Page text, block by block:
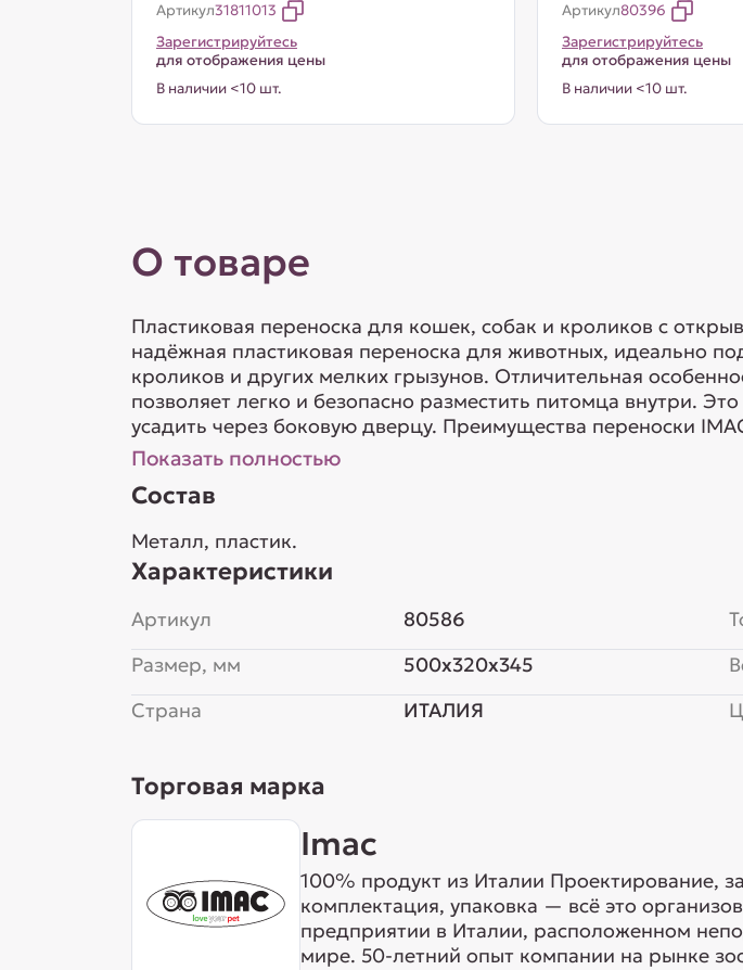
Артикул31811013
Зарегистрируйтесь
для отображения цены
В наличии <10 шт.
Артикул80396
Зарегистрируйтесь
для отображения цены
В наличии <10 шт.
О товаре
Пластиковая переноска для кошек, собак и кроликов с
надёжная пластиковая переноска для животных, идеально
кроликов и других мелких грызунов. Отличительная
позволяет легко и безопасно разместить питомца внутри.
усадить через боковую дверцу. Преимущества переноски
Показать полностью
Состав
Металл, пластик.
Характеристики
Артикул
80586
Размер, мм
500x320x345
Страна
ИТАЛИЯ
Торговая марка
Imac
100% продукт из Италии Проектирование,
комплектация, упаковка — всё это
предприятии в Италии, расположенном
мире. 50-летний опыт компании на рынке